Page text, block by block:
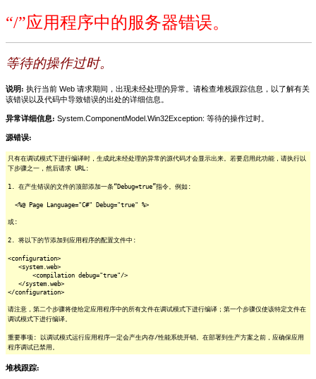
“/”应用程序中的服务器错误。
等待的操作过时。
说明: 执行当前 Web 请求期间，出现未经处理的异常。请检查堆栈跟踪信息，以了解有关
该错误以及代码中导致错误的出处的详细信息。
异常详细信息: System.ComponentModel.Win32Exception: 等待的操作过时。
源错误:
只有在调试模式下进行编译时，生成此未经处理的异常的源代码才会显示出来。若要启用此功能，请执行以
下步骤之一，然后请求 URL:
1. 在产生错误的文件的顶部添加一条“Debug=true”指令。例如:
<%@ Page Language="C#" Debug="true" %>
或:
2. 将以下的节添加到应用程序的配置文件中:
<configuration>
<system.web>
<compilation debug="true"/>
</system.web>
</configuration>
请注意，第二个步骤将使给定应用程序中的所有文件在调试模式下进行编译；第一个步骤仅使该特定文件在
调试模式下进行编译。
重要事项: 以调试模式运行应用程序一定会产生内存/性能系统开销。在部署到生产方案之前，应确保应用
程序调试已禁用。
堆栈跟踪: